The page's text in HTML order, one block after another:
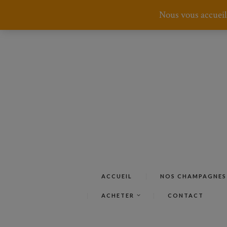
Nous vous
ACCUEIL NOS CHAMPAGNES
ACHETER CONTACT